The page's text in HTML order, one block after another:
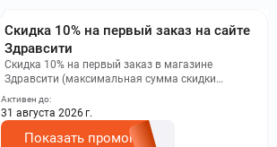
Скидка 10% на первый заказ на сайте
Здравсити
Скидка 10% на первый заказ в магазине
Здравсити (максимальная сумма скидки
применяется в мобильном приложении, а также
не распространяется на заказы бронирования
Активен до:
31 августа 2026 г.
Показать промокод